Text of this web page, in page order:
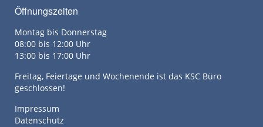
Öffnungszeiten
Montag bis Donnerstag
08:00 bis 12:00 Uhr
13:00 bis 17:00 Uhr
Freitag, Feiertage und Wochenende ist das KSC Büro
geschlossen!
Impressum
Datenschutz